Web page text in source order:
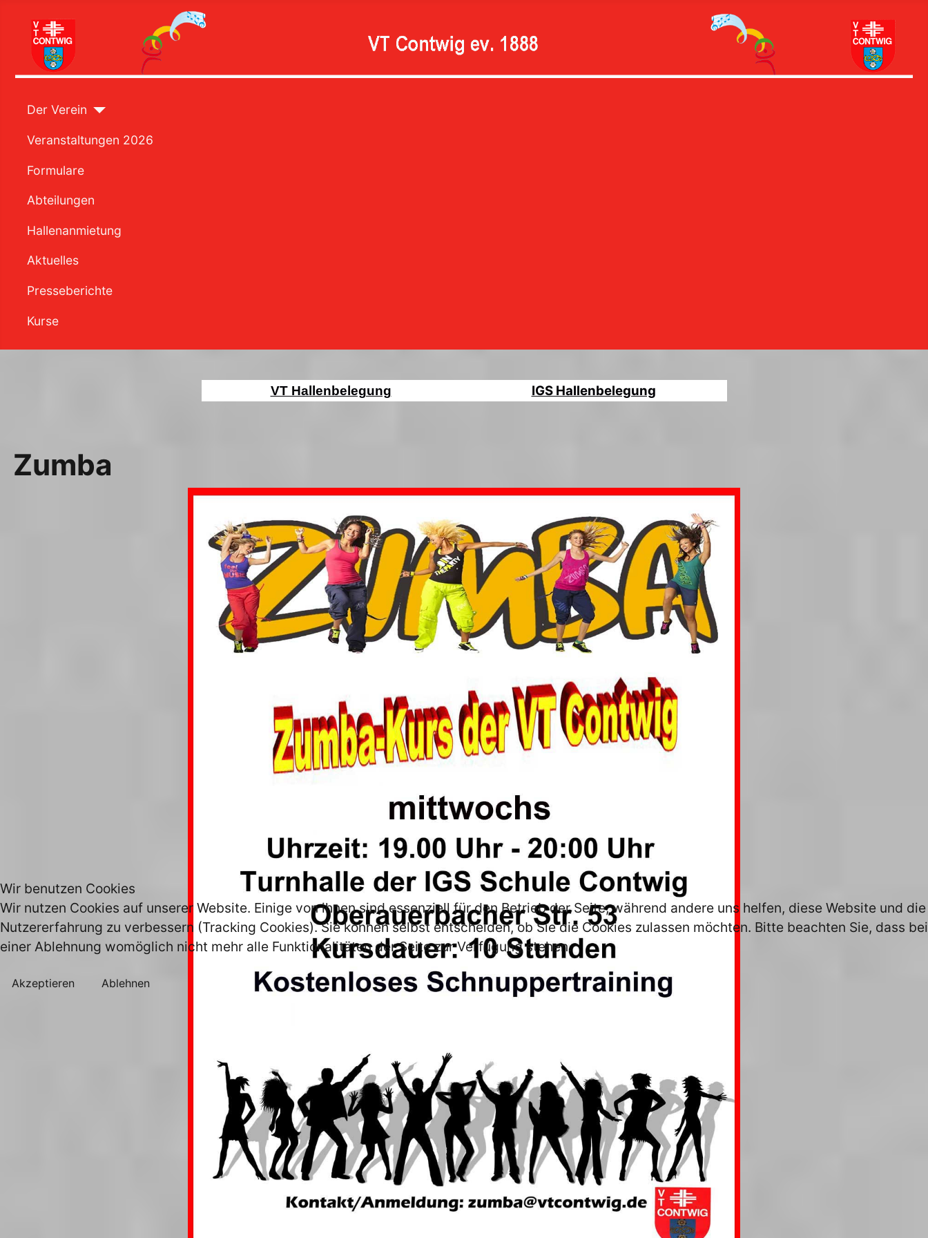
Der Verein
Veranstaltungen 2026
Formulare
Abteilungen
Hallenanmietung
Aktuelles
Presseberichte
Kurse
VT Hallenbelegung IGS Hallenbelegung
Zumba
Wir benutzen Cookies
Wir nutzen Cookies auf unserer Website. Einige von ihnen sind essenziell für den Betrieb der Seite, während andere uns helfen, diese Website und die
Nutzererfahrung zu verbessern (Tracking Cookies). Sie können selbst entscheiden, ob Sie die Cookies zulassen möchten. Bitte beachten Sie, dass bei
einer Ablehnung womöglich nicht mehr alle Funktionalitäten der Seite zur Verfügung stehen.
Akzeptieren Ablehnen